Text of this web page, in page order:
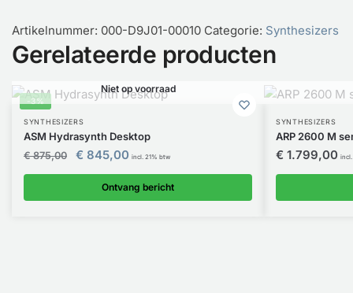
Artikelnummer: 000-D9J01-00010 Categorie: Synthesizers
Gerelateerde producten
-3%
Niet op voorraad
SYNTHESIZERS
ASM Hydrasynth Desktop
€875,00 € 845,00 incl. 21% btw
Ontvang bericht
SYNTHESIZERS
ARP 2600 M
€ 1.799,00